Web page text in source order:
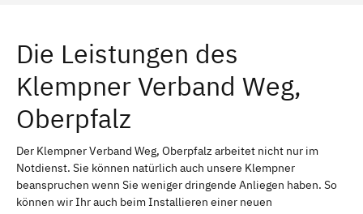
Die Leistungen des
Klempner Verband Weg,
Oberpfalz
Der Klempner Verband Weg, Oberpfalz arbeitet nicht nur im
Notdienst. Sie können natürlich auch unsere Klempner
beanspruchen wenn Sie weniger dringende Anliegen haben. So
können wir Ihr auch beim Installieren einer neuen